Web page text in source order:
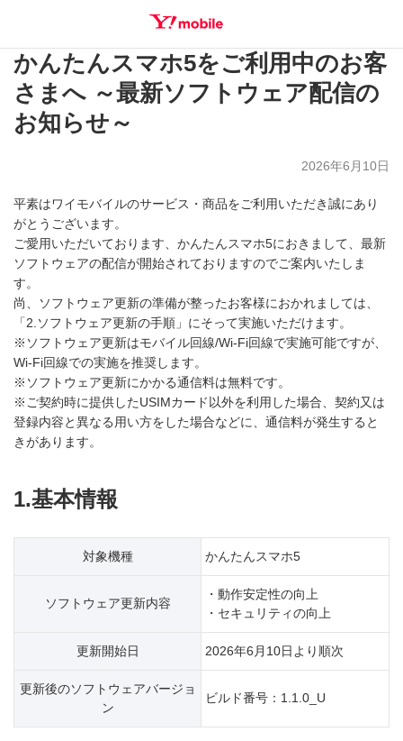
SEARCH
かんたんスマホ5をご利用中のお客
さまへ ～最新ソフトウェア配信の
お知らせ～
2026年6月10日
平素はワイモバイルのサービス・商品をご利用いただき誠にあり
がとうございます。
ご愛用いただいております、かんたんスマホ5におきまして、最新
ソフトウェアの配信が開始されておりますのでご案内いたしま
す。
尚、ソフトウェア更新の準備が整ったお客様におかれましては、
「2.ソフトウェア更新の手順」にそって実施いただけます。
※ソフトウェア更新はモバイル回線/Wi-Fi回線で実施可能ですが、
Wi-Fi回線での実施を推奨します。
※ソフトウェア更新にかかる通信料は無料です。
※ご契約時に提供したUSIMカード以外を利用した場合、契約又は
登録内容と異なる用い方をした場合などに、通信料が発生すると
きがあります。
1.基本情報
対象機種 かんたんスマホ5
ソフトウェア更新内容
・動作安定性の向上
・セキュリティの向上
更新開始日 2026年6月10日より順次
更新後のソフトウェアバージョ
ン
ビルド番号：1.1.0_U